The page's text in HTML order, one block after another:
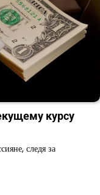
курсу
следя за